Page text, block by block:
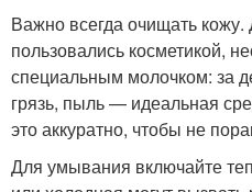
Важно всегда очищать
пользовались косметикой,
специальным молочком: за
грязь, пыль — идеальная
это аккуратно, чтобы не
Для умывания включайте